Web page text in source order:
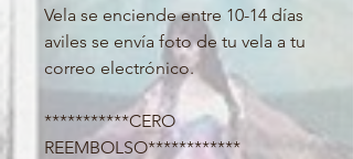
Vela se enciende entre 10-14 días
aviles se envía foto de tu vela a tu
correo electrónico.
***********CERO
REEMBOLSO************